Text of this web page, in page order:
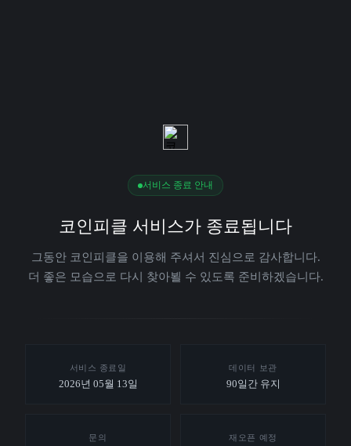
서비스 종료 안내
코인피클 서비스가 종료됩니다
그동안 코인피클을 이용해 주셔서 진심으로 감사합니다.
더 좋은 모습으로 다시 찾아뵐 수 있도록 준비하겠습니다.
서비스 종료일
2026년 05월 13일
데이터 보관
90일간 유지
문의 재오픈 예정